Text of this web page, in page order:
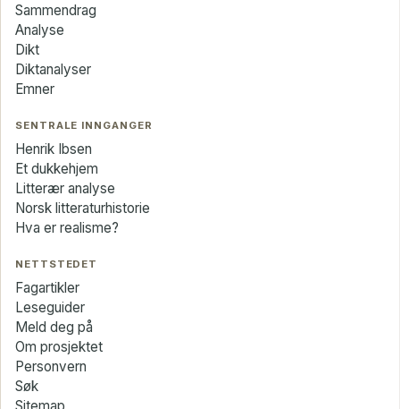
Sammendrag
Analyse
Dikt
Diktanalyser
Emner
SENTRALE INNGANGER
Henrik Ibsen
Et dukkehjem
Litterær analyse
Norsk litteraturhistorie
Hva er realisme?
NETTSTEDET
Fagartikler
Leseguider
Meld deg på
Om prosjektet
Personvern
Søk